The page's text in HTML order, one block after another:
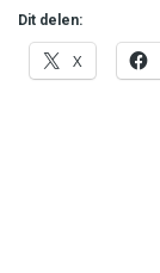
Dit delen:
X